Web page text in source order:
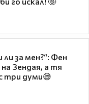
за мен?“: Фен
Зендая, а тя
три думи😅